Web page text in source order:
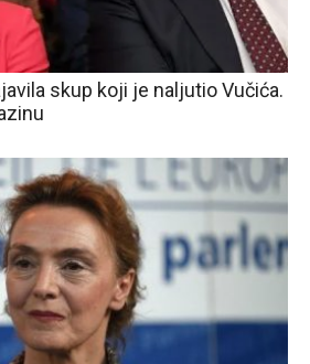
skup koji je naljutio Vučića.